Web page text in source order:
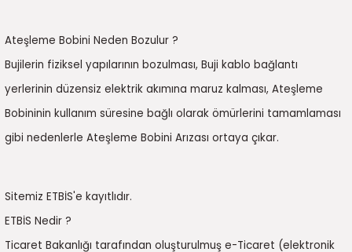
Ateşleme Bobini Neden Bozulur ?
Bujilerin fiziksel yapılarının bozulması, Buji kablo bağlantı
yerlerinin düzensiz elektrik akımına maruz kalması, Ateşleme
Bobininin kullanım süresine bağlı olarak ömürlerini tamamlaması
gibi nedenlerle Ateşleme Bobini Arızası ortaya çıkar.
Sitemiz ETBİS'e kayıtlıdır.
ETBİS Nedir ?
Ticaret Bakanlığı tarafından oluşturulmuş e-Ticaret (elektronik